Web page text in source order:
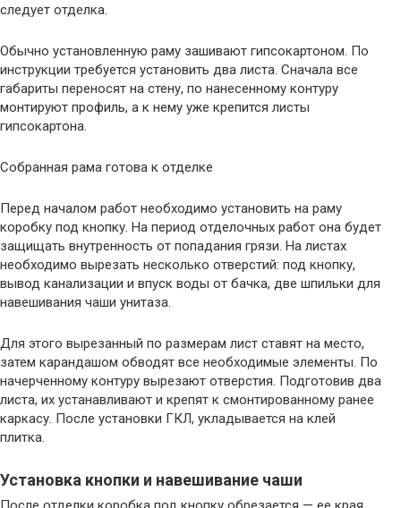
следует отделка.
Обычно установленную раму зашивают гипсокартоном. По
инструкции требуется установить два листа. Сначала все
габариты переносят на стену, по нанесенному контуру
монтируют профиль, а к нему уже крепится листы
гипсокартона.
Собранная рама готова к отделке
Перед началом работ необходимо установить на раму
коробку под кнопку. На период отделочных работ она будет
защищать внутренность от попадания грязи. На листах
необходимо вырезать несколько отверстий: под кнопку,
вывод канализации и впуск воды от бачка, две шпильки для
навешивания чаши унитаза.
Для этого вырезанный по размерам лист ставят на место,
затем карандашом обводят все необходимые элементы. По
начерченному контуру вырезают отверстия. Подготовив два
листа, их устанавливают и крепят к смонтированному ранее
каркасу. После установки ГКЛ, укладывается на клей
плитка.
Установка кнопки и навешивание чаши